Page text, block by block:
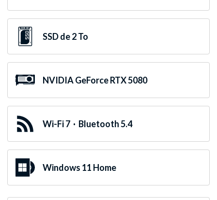
SSD de 2 To
NVIDIA GeForce RTX 5080
Wi-Fi 7 · Bluetooth 5.4
Windows 11 Home